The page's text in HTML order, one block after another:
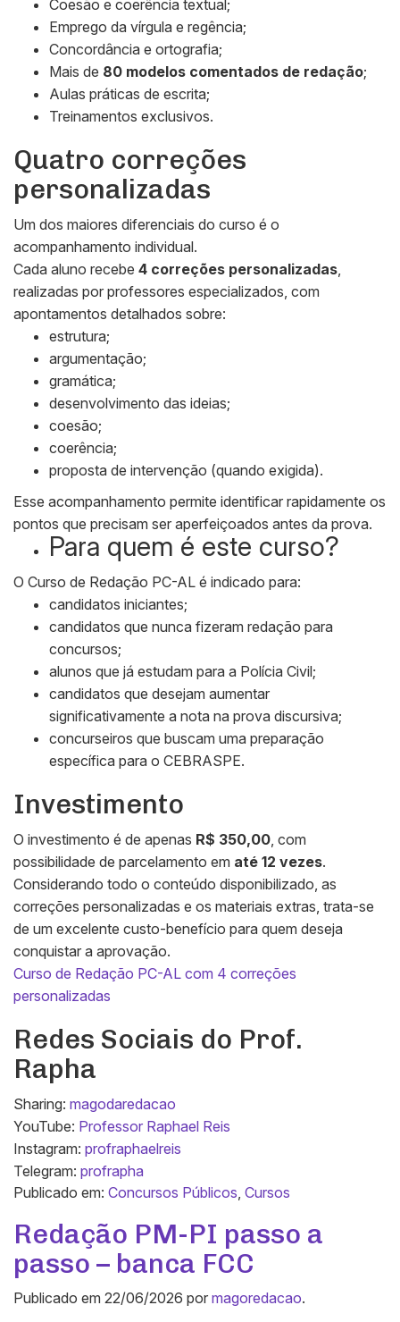
Coesão e coerência textual;
Emprego da vírgula e regência;
Concordância e ortografia;
Mais de 80 modelos comentados de redação;
Aulas práticas de escrita;
Treinamentos exclusivos.
Quatro correções
personalizadas
Um dos maiores diferenciais do curso é o
acompanhamento individual.
Cada aluno recebe 4 correções personalizadas
realizadas por professores especializados, com
apontamentos detalhados sobre:
estrutura;
argumentação;
gramática;
desenvolvimento das ideias;
coesão;
coerência;
proposta de intervenção (quando exigida).
Esse acompanhamento permite identificar rapidamente os
pontos que precisam ser aperfeiçoados antes da prova.
Para quem é este curso?
O Curso de Redação PC-AL é indicado para:
candidatos iniciantes;
candidatos que nunca fizeram redação para
concursos;
alunos que já estudam para a Polícia Civil;
candidatos que desejam aumentar
significativamente a nota na prova discursiva;
concurseiros que buscam uma preparação
específica para o CEBRASPE.
Investimento
O investimento é de apenas R$ 350,00 , com
possibilidade de parcelamento em até 12 vezes.
Considerando todo o conteúdo disponibilizado, as
correções personalizadas e os materiais extras, trata-se
de um excelente custo-benefício para quem deseja
conquistar a aprovação.
Curso de Redação PC-AL com 4 correções
personalizadas
Redes Sociais do Prof.
Rapha
Sharing: magodaredacao
YouTube: Professor Raphael Reis
Instagram: profraphaelreis
Telegram: profrapha
Publicado em: Concursos Públicos Cursos
Redação PM-PI passo a
passo – banca FCC
Publicado em 22/06/2026 por magoredacao.